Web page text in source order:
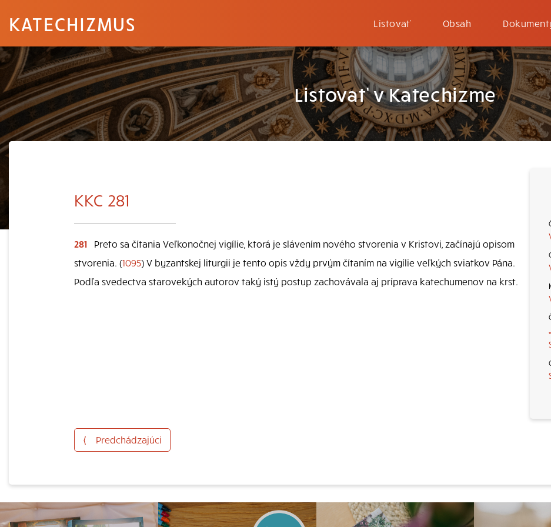
KATECHIZMUS Listovať Obsah
Listovať v Katechizme
KKC 281
281
Preto sa čítania Veľkonočnej vigílie, ktorá je slávením nového stvorenia v Kristovi, začínajú opisom
stvorenia. (1095) V byzantskej liturgii je tento opis vždy prvým čítaním na vigílie veľkých sviatkov Pána.
Podľa svedectva starovekých autorov taký istý postup zachovávala aj príprava katechumenov na krst.
⟨ Predchádzajúci